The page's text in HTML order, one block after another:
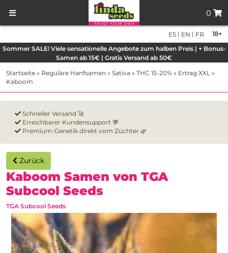
0
18+
ES | EN | FR
Sommer SALE! Viele sensationelle Angebote zum halben Preis | + Bonus-
Samen ab 15€ | Gratis Versand ab 50€
Startseite » Reguläre Hanfsamen » Sativa » THC 15-20% » Ertrag XXL »
Kaboom
Schneller Versand 🚀
Erreichbarer Kundensupport 💬
Premium-Genetik direkt vom Züchter 🌿
Zurück
Kaboom Samen von TGA
Subcool Seeds
TGA Subcool Seeds